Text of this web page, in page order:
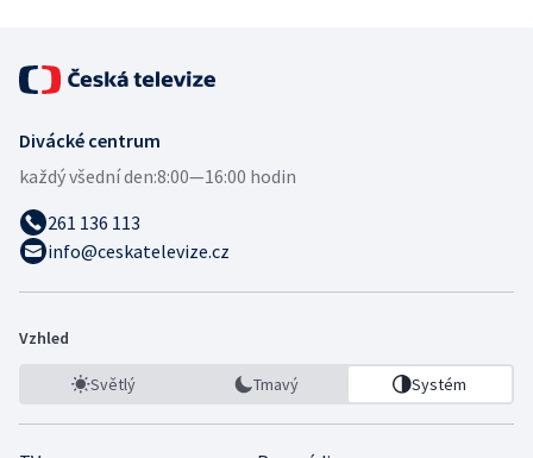
Divácké centrum
každý všední den:8:00—16:00 hodin
261 136 113
info@ceskatelevize.cz
Vzhled
Světlý Tmavý Systém